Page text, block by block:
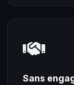
Sans